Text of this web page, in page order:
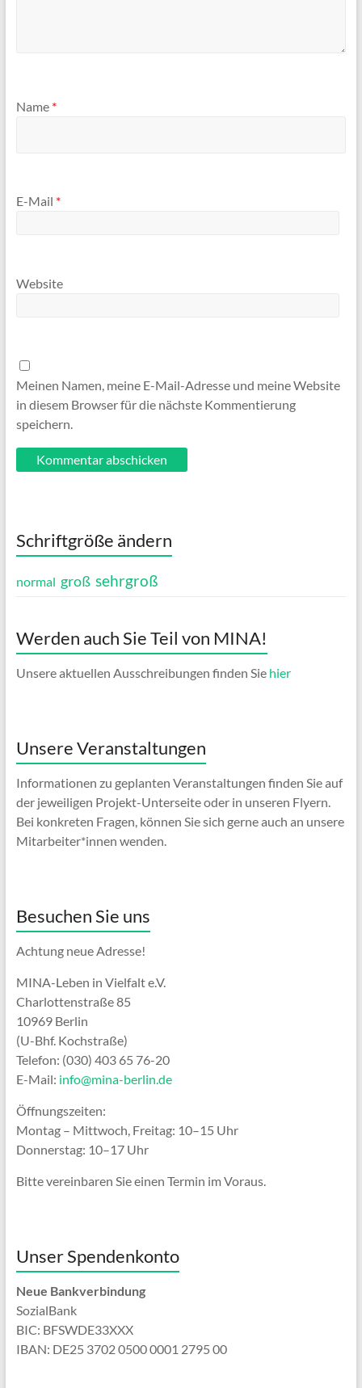
Name *
E-Mail *
Website
Meinen Namen, meine E-Mail-Adresse und meine Website
in diesem Browser für die nächste Kommentierung
speichern.
Schriftgröße ändern
normal groß sehrgroß
Werden auch Sie Teil von MINA!
Unsere aktuellen Ausschreibungen finden Sie hier
Unsere Veranstaltungen
Informationen zu geplanten Veranstaltungen finden Sie auf
der jeweiligen Projekt-Unterseite oder in unseren Flyern.
Bei konkreten Fragen, können Sie sich gerne auch an unsere
Mitarbeiter*innen wenden.
Besuchen Sie uns
Achtung neue Adresse!
MINA-Leben in Vielfalt e.V.
Charlottenstraße 85
10969 Berlin
(U-Bhf. Kochstraße)
Telefon: (030) 403 65 76-20
E-Mail: info@mina-berlin.de
Öffnungszeiten:
Montag – Mittwoch, Freitag: 10–15 Uhr
Donnerstag: 10–17 Uhr
Bitte vereinbaren Sie einen Termin im Voraus.
Unser Spendenkonto
Neue Bankverbindung
SozialBank
BIC: BFSWDE33XXX
IBAN: DE25 3702 0500 0001 2795 00